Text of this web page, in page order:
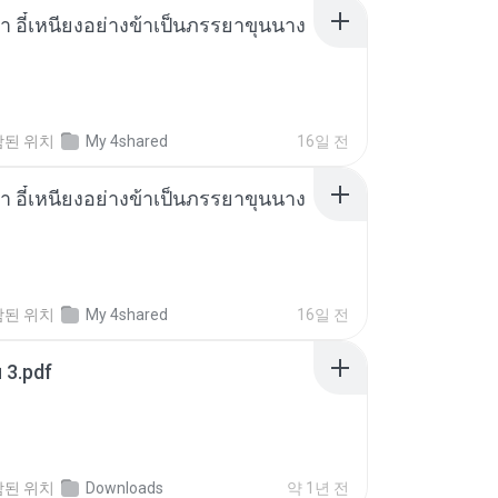
อี๋เหนียงอย่างข้าเป็นภรรยาขุนนาง
된 위치 My 4shared 16일 전
อี๋เหนียงอย่างข้าเป็นภรรยาขุนนาง
된 위치 My 4shared 16일 전
3.pdf
된 위치 Downloads 약 1년 전